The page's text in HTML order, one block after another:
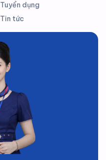
Tuyển dụng
Tin tức